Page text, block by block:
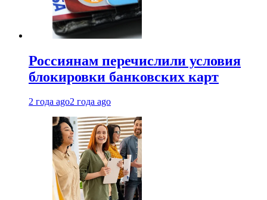
Россиянам перечислили условия
блокировки банковских карт
2 года ago2 года ago